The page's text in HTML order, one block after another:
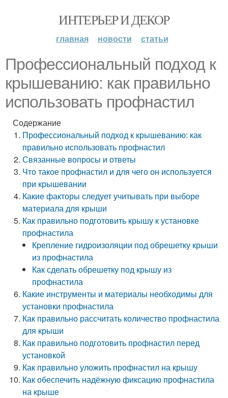
ИНТЕРЬЕР И ДЕКОР
главная новости статьи
Профессиональный подход к
крышеванию: как правильно
использовать профнастил
Содержание
Профессиональный подход к крышеванию: как
правильно использовать профнастил
Связанные вопросы и ответы
Что такое профнастил и для чего он используется
при крышевании
Какие факторы следует учитывать при выборе
материала для крыши
Как правильно подготовить крышу к установке
профнастила
Крепление гидроизоляции под обрешетку крыши
из профнастила
Как сделать обрешетку под крышу из
профнастила
Какие инструменты и материалы необходимы для
установки профнастила
Как правильно рассчитать количество профнастила
для крыши
Как правильно подготовить профнастил перед
установкой
Как правильно уложить профнастил на крышу
Как обеспечить надёжную фиксацию профнастила
на крыше